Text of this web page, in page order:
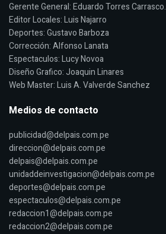
Gerente General: Eduardo Torres Carrasco.
Editor Locales: Luis Najarro
Deportes: Gustavo Barboza
Corrección: Alfonso Lanata
Espectaculos: Lucy Novoa
Diseño Grafico: Joaquin Linares
Web Master: Luis A. Valverde Sanchez
Medios de contacto
publicidad@delpais.com.pe
direccion@delpais.com.pe
delpais@delpais.com.pe
unidaddeinvestigacion@delpais.com.pe
deportes@delpais.com.pe
espectaculos@delpais.com.pe
redaccion1@delpais.com.pe
redaccion2@delpais.com.pe